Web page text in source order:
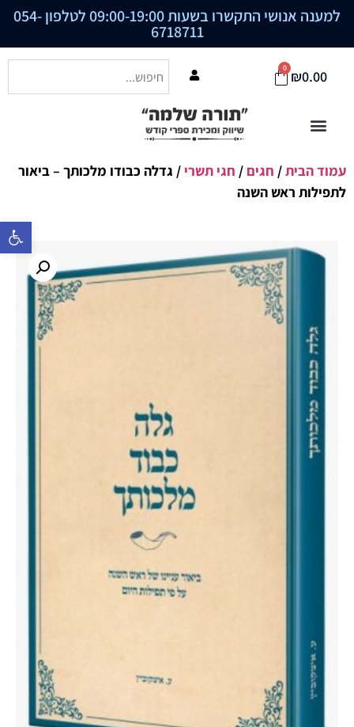
פתח סרגל
למענה אנושי התקשרו בשעות 09:00-19:00 לטלפון 054-
6718711
₪0.00
0
עמוד הבית/ חגים / חגי תשרי / גדלה כבודו מלכותך – ביאור
לתפילות ראש השנה